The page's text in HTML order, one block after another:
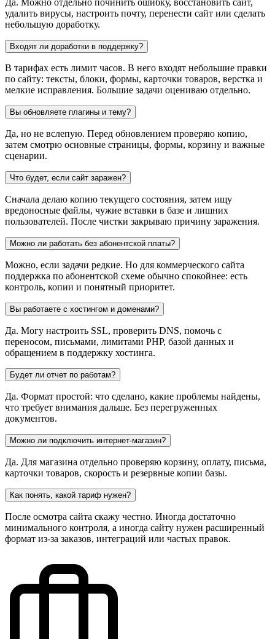
удалить вирусы, настроить почту, перенести сайт или сделать
небольшую доработку.
Входят ли доработки в поддержку?
В тарифах есть лимит часов. В него входят небольшие правки
по сайту: тексты, блоки, формы, карточки товаров, верстка и
мелкие исправления. Большие задачи оцениваю отдельно.
Вы обновляете плагины и тему?
Да, но не вслепую. Перед обновлением проверяю копию,
затем смотрю основные страницы, формы, корзину и важные
сценарии.
Что будет, если сайт заражен?
Сначала делаю копию текущего состояния, затем ищу
вредоносные файлы, чужие вставки в базе и лишних
пользователей. После чистки закрываю причину заражения.
Можно ли работать без абонентской платы?
Можно, если задачи редкие. Но для коммерческого сайта
поддержка по абонентской схеме обычно спокойнее: есть
контроль, копии и понятный приоритет.
Вы работаете с хостингом и доменами?
Да. Могу настроить SSL, проверить DNS, помочь с
переносом, письмами, лимитами PHP, базой данных и
обращением в поддержку хостинга.
Будет ли отчет по работам?
Да. Формат простой: что сделано, какие проблемы найдены,
что требует внимания дальше. Без перегруженных
документов.
Можно ли подключить интернет-магазин?
Да. Для магазина отдельно проверяю корзину, оплату, письма,
карточки товаров, скорость и резервные копии базы.
Как понять, какой тариф нужен?
После осмотра сайта скажу честно. Иногда достаточно
минимального контроля, а иногда сайту нужен расширенный
формат из-за заказов, интеграций или частых правок.